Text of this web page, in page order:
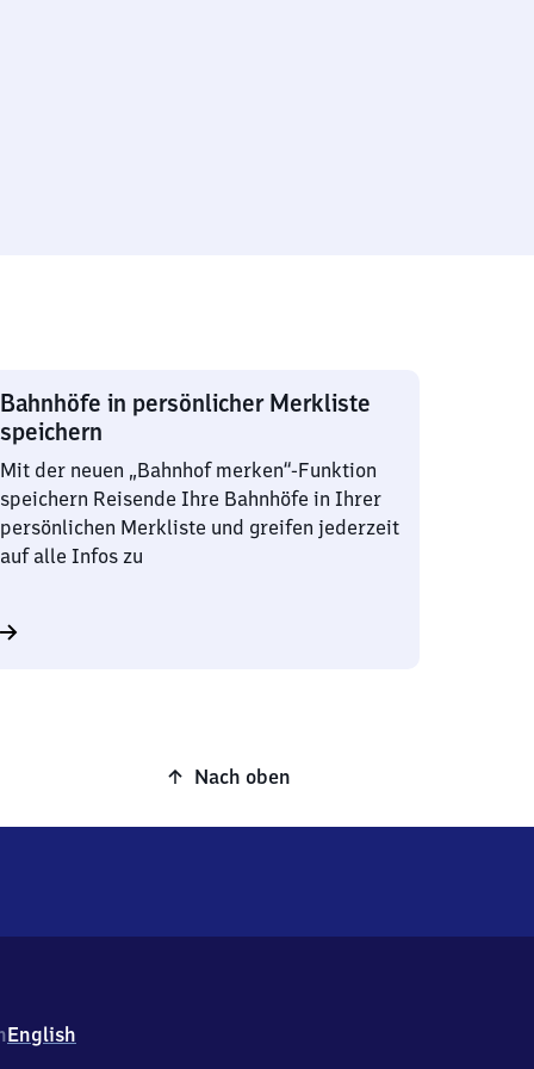
Bahnhöfe in persönlicher Merkliste
speichern
Mit der neuen „Bahnhof merken“-Funktion
speichern Reisende Ihre Bahnhöfe in Ihrer
persönlichen Merkliste und greifen jederzeit
auf alle Infos zu
Nach oben
English